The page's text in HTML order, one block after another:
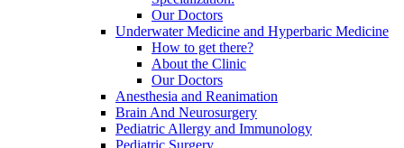
Our Doctors
Underwater Medicine and Hyperbaric Medicine
How to get there?
About the Clinic
Our Doctors
Anesthesia and Reanimation
Brain And Neurosurgery
Pediatric Allergy and Immunology
Pediatric Surgery